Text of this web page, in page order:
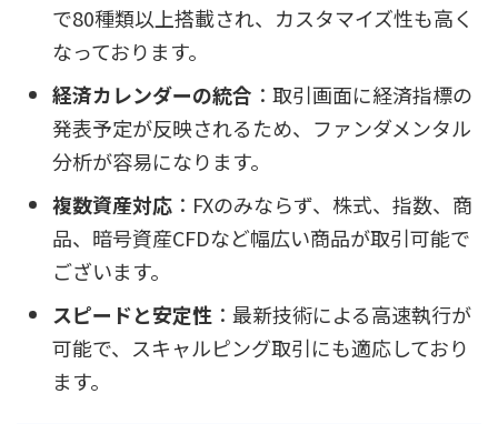
で80種類以上搭載され、カスタマイズ性も高く
なっております。
経済カレンダーの統合 ：取引画面に経済指標の
発表予定が反映されるため、ファンダメンタル
分析が容易になります。
複数資産対応 ：FXのみならず、株式、指数、商
品、暗号資産CFDなど幅広い商品が取引可能で
ございます。
スピードと安定性 ：最新技術による高速執行が
可能で、スキャルピング取引にも適応しており
ます。